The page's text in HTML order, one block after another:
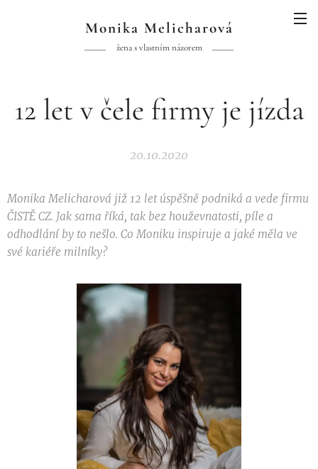
Monika Melicharová
žena s vlastním názorem
12 let v čele firmy je jízda
20.10.2020
Monika Melicharová již 12 let úspěšně podniká a vede firmu
ČISTĚ CZ. Jak sama říká, tak bez houževnatosti, píle a
odhodlání by to nešlo. Co Moniku inspiruje a jaké měla ve
své kariéře milníky?